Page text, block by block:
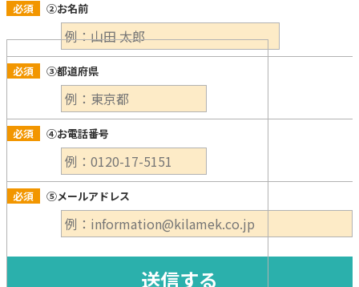
必須 ②お名前
必須 ③都道府県
必須 ④お電話番号
必須 ⑤メールアドレス